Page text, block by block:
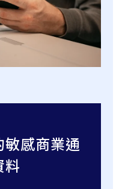
感商業通
料